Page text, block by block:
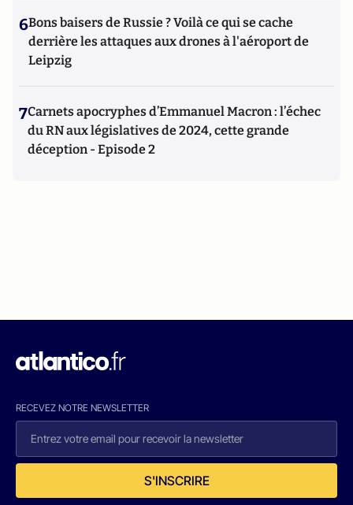
6Bons baisers de Russie ? Voilà ce qui se cache
derrière les attaques aux drones à l'aéroport de
Leipzig
7Carnets apocryphes d’Emmanuel Macron : l’échec
du RN aux législatives de 2024, cette grande
déception - Episode 2
RECEVEZ NOTRE NEWSLETTER
S'INSCRIRE